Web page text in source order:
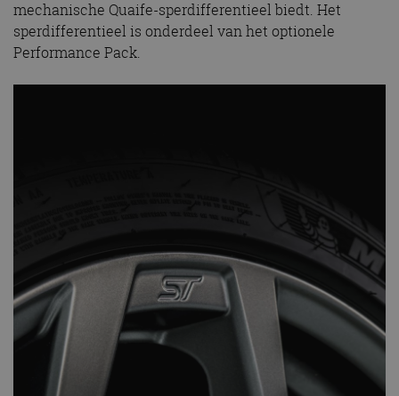
mechanische Quaife-sperdifferentieel biedt. Het
sperdifferentieel is onderdeel van het optionele
Performance Pack.